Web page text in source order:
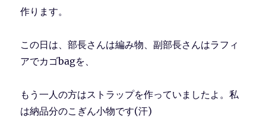
作ります。
この日は、部長さんは編み物、副部長さんはラフィ
アでカゴbagを、
もう一人の方はストラップを作っていましたよ。私
は納品分のこぎん小物です(汗)